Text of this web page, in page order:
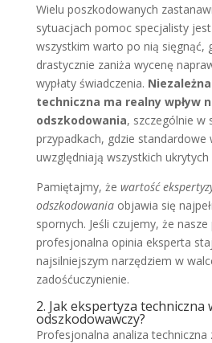
Wielu poszkodowanych
sytuacjach pomoc specjalisty
wszystkim warto po nią sięgnąć,
drastycznie zaniża wycenę
wypłaty świadczenia.
techniczna ma realny wpływ
odszkodowania, szczególnie w
przypadkach, gdzie standardowe
uwzględniają wszystkich ukrytych
Pamiętajmy, że wartość
odszkodowaniaobjawia się
spornych. Jeśli czujemy, że
profesjonalna opinia eksperta
najsilniejszym narzędziem w
zadośćuczynienie.
2. Jak ekspertyza techniczna
odszkodowawczy?
Profesjonalna analiza techniczna